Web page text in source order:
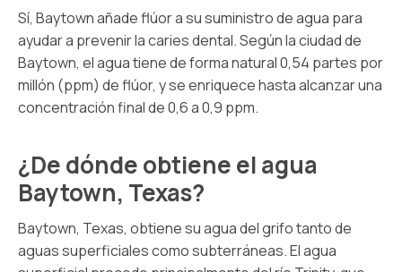
Sí, Baytown añade flúor a su suministro de agua para
ayudar a prevenir la caries dental. Según la ciudad de
Baytown, el agua tiene de forma natural 0,54 partes por
millón (ppm) de flúor, y se enriquece hasta alcanzar una
concentración final de 0,6 a 0,9 ppm.
¿De dónde obtiene el agua
Baytown, Texas?
Baytown, Texas, obtiene su agua del grifo tanto de
aguas superficiales como subterráneas. El agua